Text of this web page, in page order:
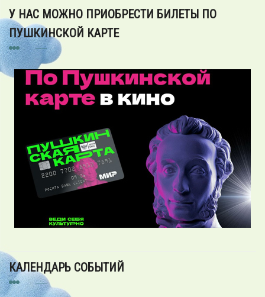
У НАС МОЖНО ПРИОБРЕСТИ БИЛЕТЫ ПО
ПУШКИНСКОЙ КАРТЕ
КАЛЕНДАРЬ СОБЫТИЙ